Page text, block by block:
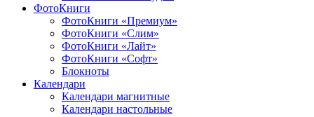
ФотоКниги
ФотоКниги «Премиум»
ФотоКниги «Слим»
ФотоКниги «Лайт»
ФотоКниги «Софт»
Блокноты
Календари
Календари магнитные
Календари настольные